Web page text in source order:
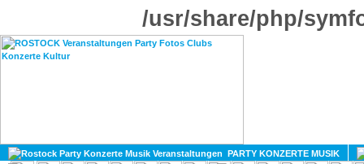
/usr/share/php/
PARTY KONZERTE MUSIK